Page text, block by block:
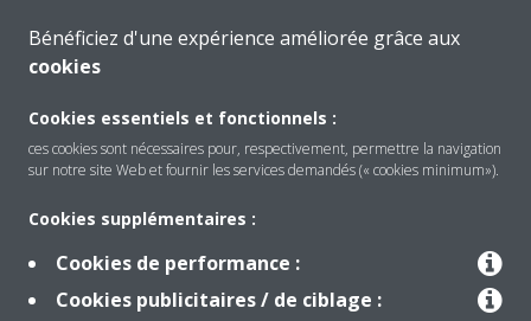
CONTACTEZ-NOUS
Bénéficiez d'une expérience améliorée grâce aux
cookies
Cookies essentiels et fonctionnels :
ces cookies sont nécessaires pour, respectivement, permettre la navigation
sur notre site Web et fournir les services demandés (« cookies minimum»).
Cookies supplémentaires :
Cookies de performance :
Cookies publicitaires / de ciblage :